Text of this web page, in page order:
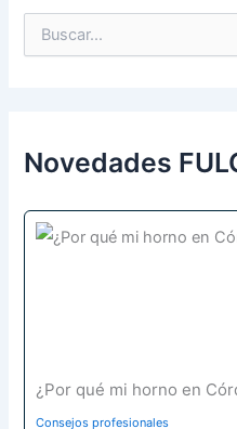
p
o
:
Novedades
¿Por qué mi horno en
Consejos profesionales